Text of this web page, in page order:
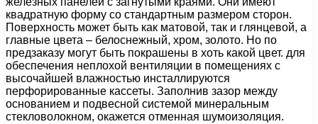
квадратную форму со стандартным размером сторон.
Поверхность может быть как матовой, так и глянцевой, а
главные цвета – белоснежный, хром, золото. Но по
предзаказу могут быть покрашены в хоть какой цвет. для
обеспечения неплохой вентиляции в помещениях с
высочайшей влажностью инсталлируются
перфорированные кассеты. Заполнив зазор между
основанием и подвесной системой минеральным
стекловолокном, окажется отменная шумоизоляция.